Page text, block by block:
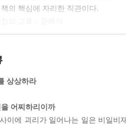
의 핵심에 자리한 직관이다.
그리고 일차적인) 방식, 몸으로 세상
서는 성찰을 부정하거나 객관적 지
스적 이해」중에서
상상하라
어찌하리이까
이에 괴리가 일어나는 일은 비일